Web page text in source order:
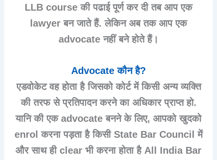
LLB course की पढाई पूर्ण कर दी तब आप एक
lawyer बन जाते हैं. लेकिन अब तक आप एक
advocate नहीं बने होते हैं।
Advocate कौन है?
एडवोकेट वह होता है जिसको कोर्ट में किसी अन्य व्यक्ति
की तरफ से प्रतिपादन करने का अधिकार प्राप्त हो.
यानि की एक advocate बनने के लिए, आपको खुदको
enrol करना पड़ता है किसी State Bar Council में
और साथ ही clear भी करना होता है All India Bar